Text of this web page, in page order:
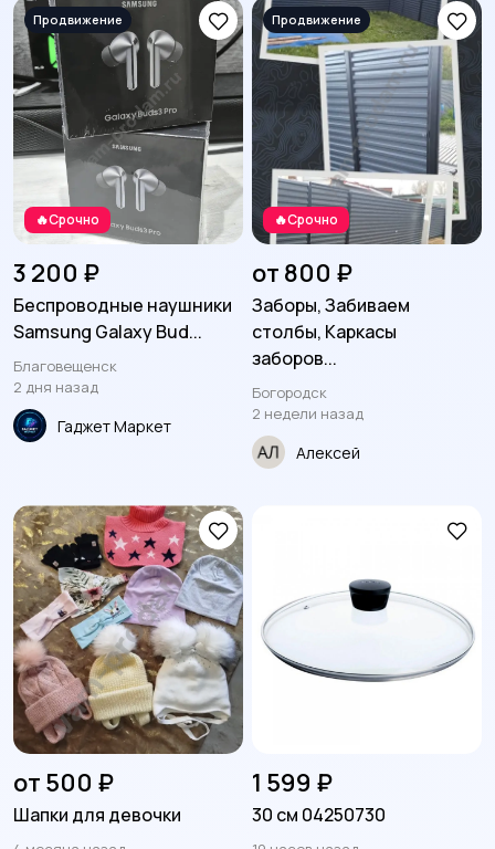
Для Бизнеса Отдам даром
🔥Срочно
3 200 ₽
Беспроводные наушники
Samsung Galaxy Bud...
Благовещенск
2 дня назад
Гаджет Маркет
🔥Срочно
от 800 ₽
Заборы, Забиваем
столбы, Каркасы
заборов...
Богородск
2 недели назад
Алексей
от 500 ₽
Шапки для девочки
1 599 ₽
30 см 04250730